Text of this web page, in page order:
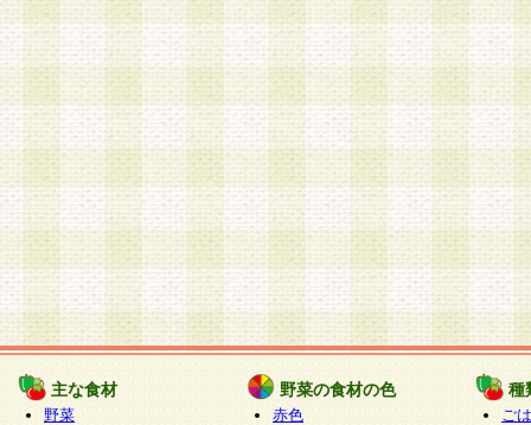
主な食材
野菜
野菜の食材の色
赤色
種
ご